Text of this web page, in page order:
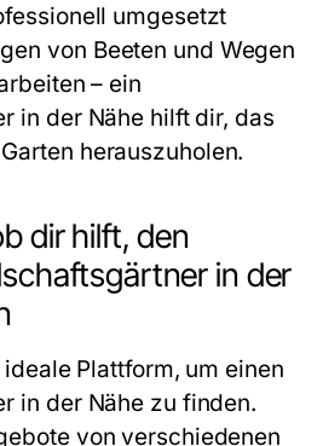
umgesetzt
von Beeten und Wegen
– ein
in der Nähe hilft dir, das
herauszuholen.
dir hilft, den
in der
Plattform, um einen
in der Nähe zu finden.
von verschiedenen